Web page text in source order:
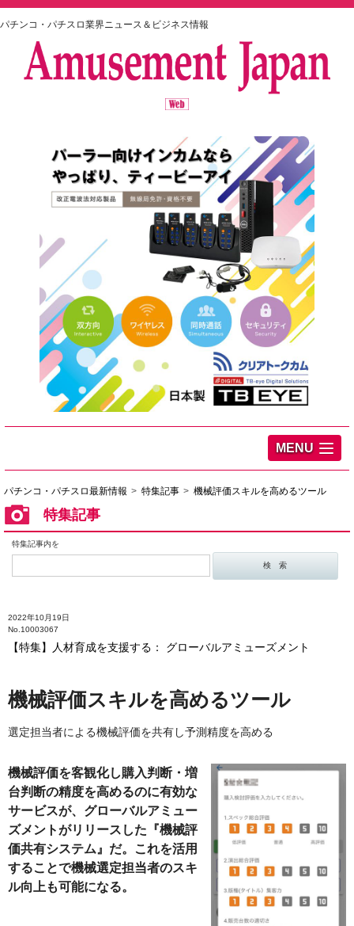
パチンコ・パチスロ業界ニュース＆ビジネス情報
MENU
パチンコ・パチスロ最新情報 特集記事 機械評価スキルを高めるツール
特集記事
特集記事内を
2022年10月19日
No.10003067
【特集】人材育成を支援する： グローバルアミューズメント
機械評価スキルを高めるツール
選定担当者による機械評価を共有し予測精度を高める
機械評価を客観化し購入判断・増
台判断の精度を高めるのに有効な
サービスが、グローバルアミュー
ズメントがリリースした『機械評
価共有システム』だ。これを活用
することで機械選定担当者のスキ
ル向上も可能になる。